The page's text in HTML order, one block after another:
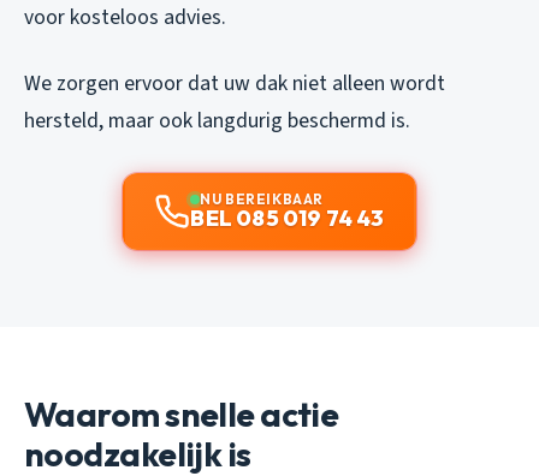
voor kosteloos advies.
We zorgen ervoor dat uw dak niet alleen wordt
hersteld, maar ook langdurig beschermd is.
NU BEREIKBAAR
BEL 085 019 74 43
Waarom snelle actie
noodzakelijk is